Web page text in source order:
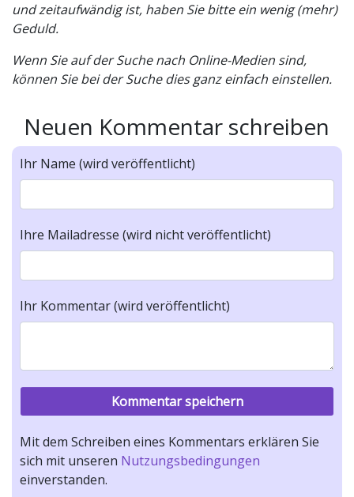
und zeitaufwändig ist, haben Sie bitte ein wenig (mehr)
Geduld.
Wenn Sie auf der Suche nach Online-Medien sind,
können Sie bei der Suche dies ganz einfach einstellen.
Neuen Kommentar schreiben
Ihr Name (wird veröffentlicht)
Ihre Mailadresse (wird nicht veröffentlicht)
Ihr Kommentar (wird veröffentlicht)
Mit dem Schreiben eines Kommentars erklären Sie
sich mit unseren Nutzungsbedingungen
einverstanden.